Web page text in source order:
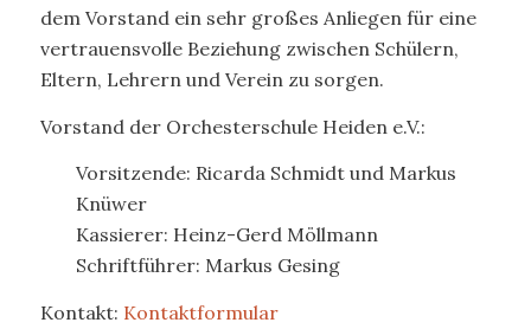
dem Vorstand ein sehr großes Anliegen für eine
vertrauensvolle Beziehung zwischen Schülern,
Eltern, Lehrern und Verein zu sorgen.
Vorstand der Orchesterschule Heiden e.V.:
Vorsitzende: Ricarda Schmidt und Markus
Knüwer
Kassierer: Heinz-Gerd Möllmann
Schriftführer: Markus Gesing
Kontakt: Kontaktformular